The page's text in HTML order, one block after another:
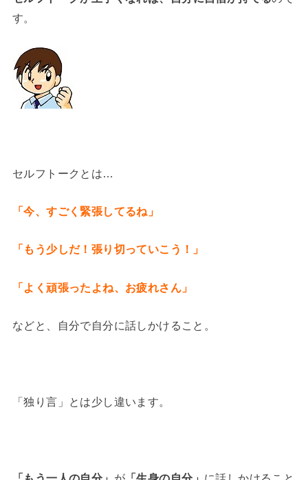
す。
セルフトークとは…
「今、すごく緊張してるね」
「もう少しだ！張り切っていこう！」
「よく頑張ったよね、お疲れさん」
などと、自分で自分に話しかけること。
「独り言」とは少し違います。